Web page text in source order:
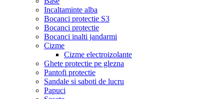
Incaltaminte alba
Bocanci protectie S3
Bocanci protectie
Bocanci inalti jandarmi
Cizme
Cizme electroizolante
Ghete protectie pe glezna
Pantofi protectie
Sandale si saboti de lucru
Papuci